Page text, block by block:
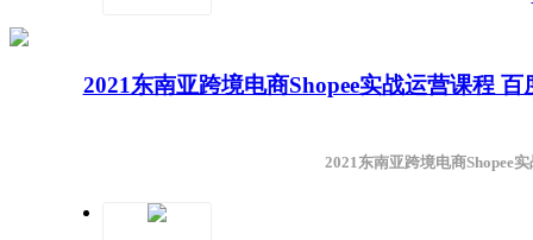
2021东南亚跨境电商Shopee实战运营课程
2021东南亚跨境电商Shopee